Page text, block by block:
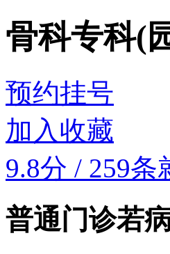
骨科专科(
预约挂号
加入收藏
9.8分 / 259条
普通门诊若